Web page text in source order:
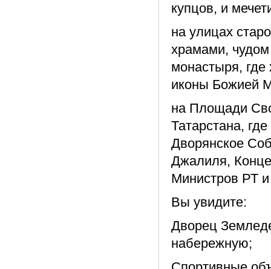
купцов, и
на улицах
храмами,
монастыря, где
иконы Божией
на Площади
Татарстана,
Дворянское
Джалиля,
Министров РТ и
Вы увидите:
Дворец
набережную;